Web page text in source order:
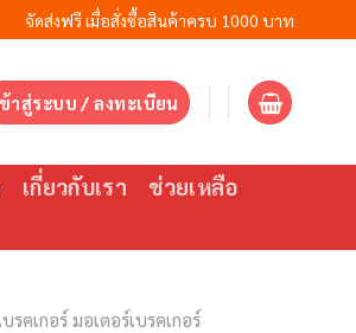
จัดส่งฟรี เมื่อสั่งซื้อสินค้าครบ 1000 บาท
ข้าสู่ระบบ / ลงทะเบียน
เกี่ยวกับเรา ช่วยเหลือ
รคเกอร์ มอเตอร์เบรคเกอร์